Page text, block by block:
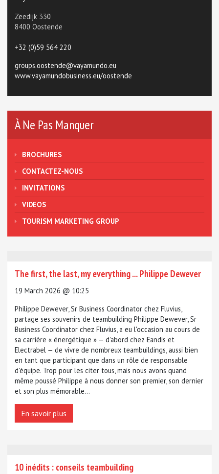
Zeedijk 330
8400 Oostende
+32 (0)59 564 220
groups.oostende@vayamundo.eu
www.vayamundobusiness.eu/oostende
À Ne Pas Manquer
BROCHURES
CONTACTEZ-NOUS
INVITATIONS
VIDEOS
TOURISM MARKETING GROUP
The first, the last, my everything ... Philippe Dewever
19 March 2026 @ 10:25
Philippe Dewever, Sr Business Coordinator chez Fluvius,
partage ses souvenirs de teambuilding Philippe Dewever, Sr
Business Coordinator chez Fluvius, a eu l'occasion au cours de
sa carrière « énergétique » — d'abord chez Eandis et
Electrabel — de vivre de nombreux teambuildings, aussi bien
en tant que participant que dans un rôle de responsable
d'équipe. Trop pour les citer tous, mais nous avons quand
même poussé Philippe à nous donner son premier, son dernier
et son plus mémorable...
En savoir plus
10 inédits : conseils teambuilding